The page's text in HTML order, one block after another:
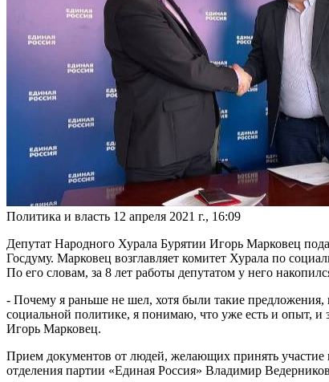
Политика и власть 12 апреля 2021 г., 16:09
Депутат Народного Хурала Бурятии Игорь Марковец
Госдуму. Марковец возглавляет комитет Хурала по
По его словам, за 8 лет работы депутатом у него
- Почему я раньше не шел, хотя были такие предложения,
социальной политике, я понимаю, что уже есть и опыт, и
Игорь Марковец.
Прием документов от людей, желающих принять участие
отделения партии «Единая Россия» Владимир